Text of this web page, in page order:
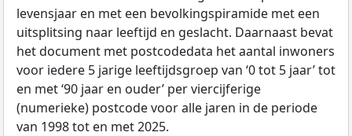
levensjaar en met een bevolkingspiramide met een
uitsplitsing naar leeftijd en geslacht. Daarnaast bevat
het document met postcodedata het aantal inwoners
voor iedere 5 jarige leeftijdsgroep van ‘0 tot 5 jaar’ tot
en met ‘90 jaar en ouder’ per viercijferige
(numerieke) postcode voor alle jaren in de periode
van 1998 tot en met 2025.